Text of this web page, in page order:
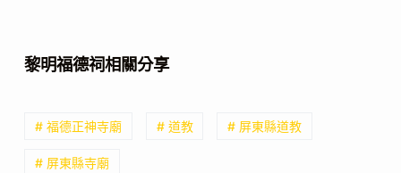
黎明福德祠相關分享
# 福德正神寺廟 # 道教 # 屏東縣道教
# 屏東縣寺廟